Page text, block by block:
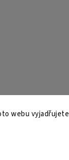
webu vyjadřujete